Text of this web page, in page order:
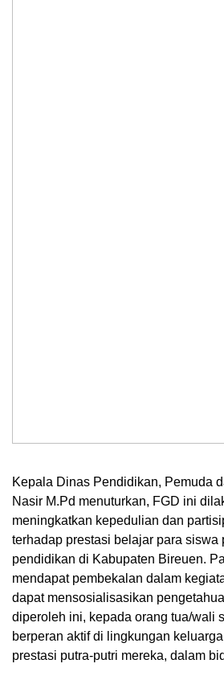
Kepala Dinas Pendidikan, Pemuda
Nasir M.Pd menuturkan, FGD ini
meningkatkan kepedulian dan
terhadap prestasi belajar para siswa
pendidikan di Kabupaten Bireuen.
mendapat pembekalan dalam
dapat mensosialisasikan
diperoleh ini, kepada orang tua/wali
berperan aktif di lingkungan
prestasi putra-putri mereka, dalam